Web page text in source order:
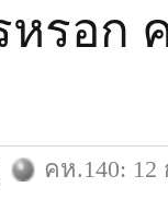
หรอก
คห.140: 12